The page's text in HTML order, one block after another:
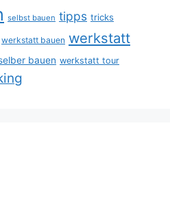
selbst bauen tipps tricks
werkstatt bauen werkstatt
bauen werkstatt tour